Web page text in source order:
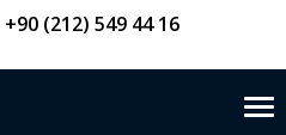
+90 (212) 549 44 16